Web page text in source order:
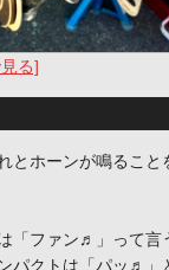
る]
とホーンが鳴るこ
「ファン♬」って言
パクトは「パッ♬」